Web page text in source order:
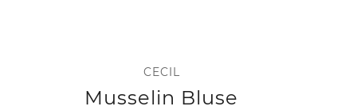
CECIL
Musselin Bluse